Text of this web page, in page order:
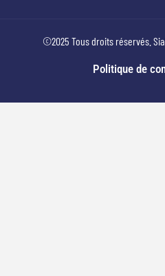
©2025 Tous droits réservés.
Politique de